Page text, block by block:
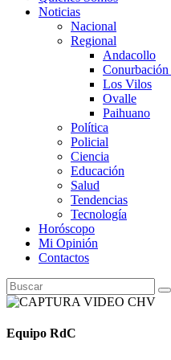
Noticias
Nacional
Regional
Andacollo
Los Vilos
Ovalle
Paihuano
Política
Policial
Ciencia
Educación
Salud
Tendencias
Tecnología
Horóscopo
Mi Opinión
Contactos
Equipo RdC